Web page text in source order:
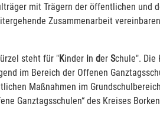
mit Trägern der öffentlichen und
Zusammenarbeit
steht für "Kinder in der Schule". Die
im Bereich der Offenen
Maßnahmen im
Ganztags­schulen“ des Kreises